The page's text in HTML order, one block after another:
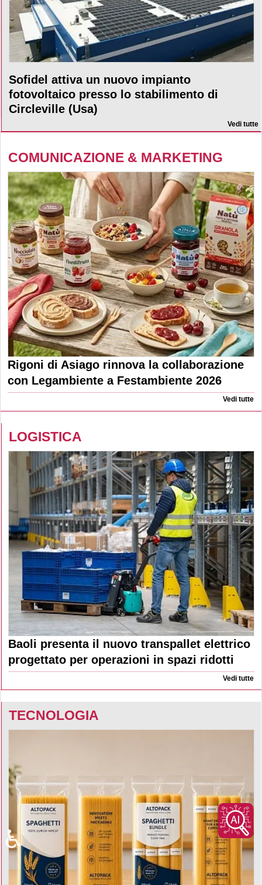
Sofidel attiva un nuovo impianto
fotovoltaico presso lo stabilimento di
Circleville (Usa)
Vedi tutte
COMUNICAZIONE & MARKETING
Rigoni di Asiago rinnova la collaborazione
con Legambiente a Festambiente 2026
Vedi tutte
LOGISTICA
Baoli presenta il nuovo transpallet elettrico
progettato per operazioni in spazi ridotti
Vedi tutte
TECNOLOGIA